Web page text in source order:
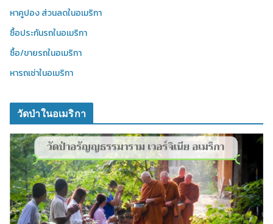
หาคูปอง ส่วนลดในอเมริกา
ซื้อประกันรถในอเมริกา
ซื้อ/ขายรถในอเมริกา
หารถเช่าในอเมริกา
วัดป่าในอเมริกา